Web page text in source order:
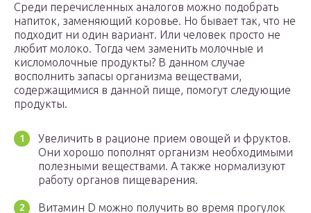
Среди перечисленных аналогов можно подобрать
напиток, заменяющий коровье. Но бывает так, что не
подходит ни один вариант. Или человек просто не
любит молоко. Тогда чем заменить молочные и
кисломолочные продукты? В данном случае
восполнить запасы организма веществами,
содержащимися в данной пище, помогут следующие
продукты.
Увеличить в рационе прием овощей и фруктов.
Они хорошо пополнят организм необходимыми
полезными веществами. А также нормализуют
работу органов пищеварения.
Витамин D можно получить во время прогулок